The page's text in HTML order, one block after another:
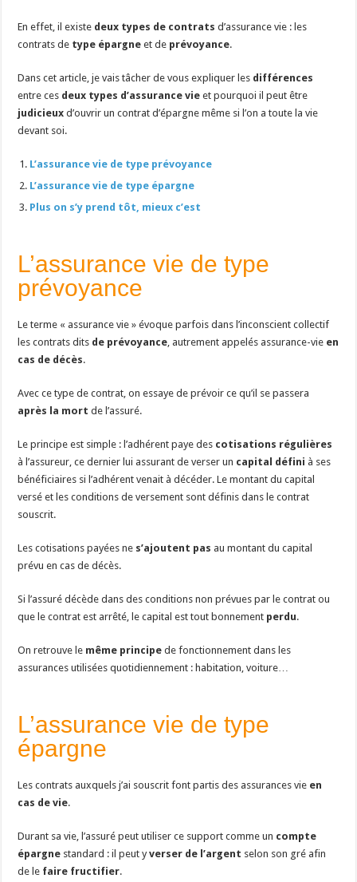
En effet, il existe deux types de contrats d’assurance vie : les
contrats de type épargne et de prévoyance.
Dans cet article, je vais tâcher de vous expliquer les différences
entre ces deux types d’assurance vie et pourquoi il peut être
judicieux d’ouvrir un contrat d’épargne même si l’on a toute la vie
devant soi.
L’assurance vie de type prévoyance
L’assurance vie de type épargne
Plus on s’y prend tôt, mieux c’est
L’assurance vie de type
prévoyance
Le terme « assurance vie » évoque parfois dans l’inconscient collectif
les contrats dits de prévoyance, autrement appelés assurance-vie en
cas de décès.
Avec ce type de contrat, on essaye de prévoir ce qu’il se passera
après la mort de l’assuré.
Le principe est simple : l’adhérent paye des cotisations régulières
à l’assureur, ce dernier lui assurant de verser un capital défini à ses
bénéficiaires si l’adhérent venait à décéder. Le montant du capital
versé et les conditions de versement sont définis dans le contrat
souscrit.
Les cotisations payées ne s’ajoutent pas au montant du capital
prévu en cas de décès.
Si l’assuré décède dans des conditions non prévues par le contrat ou
que le contrat est arrêté, le capital est tout bonnement perdu.
On retrouve le même principe de fonctionnement dans les
assurances utilisées quotidiennement : habitation, voiture…
L’assurance vie de type
épargne
Les contrats auxquels j’ai souscrit font partis des assurances vie en
cas de vie.
Durant sa vie, l’assuré peut utiliser ce support comme un compte
épargne standard : il peut yverser de l’argent selon son gré afin
de le faire fructifier.